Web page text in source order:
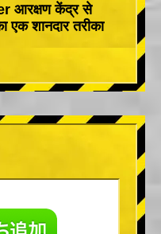
आरक्षण केंद्र से
एक शानदार तरीका